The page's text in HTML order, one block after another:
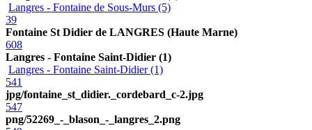
Langres - Fontaine de Sous-Murs (5)
39
Fontaine St Didier de LANGRES (Haute Marne)
608
Langres - Fontaine Saint-Didier (1)
Langres - Fontaine Saint-Didier (1)
541
jpg/fontaine_st_didier._cordebard_c-2.jpg
547
png/52269_-_blason_-_langres_2.png